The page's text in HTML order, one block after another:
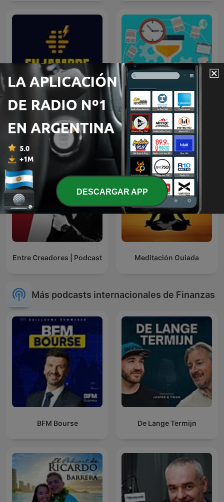
Enjambre de Ideas
Cómo emprender un
negocio?
Entre Creadores | Podcast Meditación Guiada
Más podcasts internacionales de Finanzas
BFM Bourse De Lange Termijn
DESCARGAR APP